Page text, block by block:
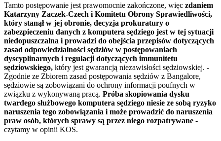
Tamto postępowanie jest prawomocnie zakończone, więc zdaniem
Katarzyny Zaczek-Czech i Komitetu Obrony Sprawiedliwości,
który stanął w jej obronie, decyzja prokuratury o
zabezpieczeniu danych z komputera sędziego jest w tej sytuacji
niedopuszczalna i prowadzi do obejścia przepisów dotyczących
zasad odpowiedzialności sędziów w postępowaniach
dyscyplinarnych i regulacji dotyczących immunitetu
sędziowskiego, który jest gwarancją niezawisłości sędziowskiej. -
Zgodnie ze Zbiorem zasad postępowania sędziów z Bangalore,
sędziowie są zobowiązani do ochrony informacji poufnych w
związku z wykonywaną pracą. Próba skopiowania dysku
twardego służbowego komputera sędziego niesie ze sobą ryzyko
naruszenia tego zobowiązania i może prowadzić do naruszenia
praw osób, których sprawy są przez niego rozpatrywane -
czytamy w opinii KOS.